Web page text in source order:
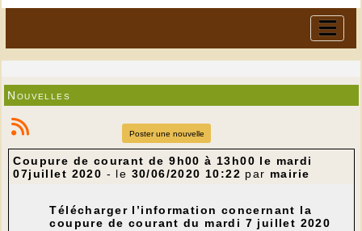
Nouvelles
Poster une nouvelle
Coupure de courant de 9h00 à 13h00 le mardi
07juillet 2020 - le 30/06/2020 10:22 par mairie
Télécharger l’information concernant la
coupure de courant du mardi 7 juillet 2020